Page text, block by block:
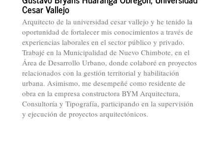
Cesar Vallejo
Arquitecto de la universidad cesar vallejo y he tenido la
oportunidad de fortalecer mis conocimientos a través de
experiencias laborales en el sector público y privado.
Trabajé en la Municipalidad de Nuevo Chimbote, en el
Área de Desarrollo Urbano, donde colaboré en proyectos
relacionados con la gestión territorial y habilitación
urbana. Asimismo, me desempeñé como residente de
obra en la empresa constructora BYM Arquitectura,
Consultoría y Tipografía, participando en la supervisión
y ejecución de proyectos arquitectónicos.